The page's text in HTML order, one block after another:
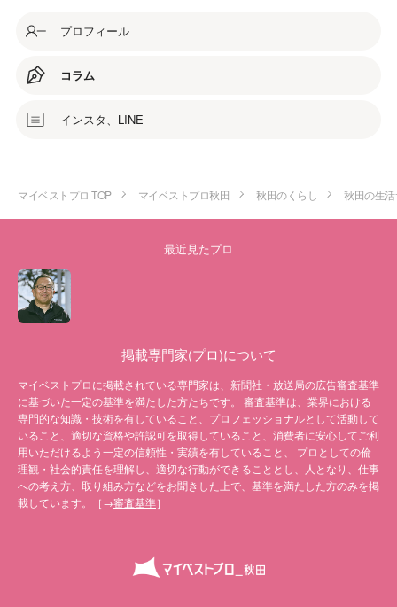
プロフィール
コラム
インスタ、LINE
マイベストプロ TOP マイベストプロ秋田 秋田のくらし 秋田の生
最近見たプロ
掲載専門家(プロ)について
マイベストプロに掲載されている専門家は、新聞社・放送局の広告審査基準
に基づいた一定の基準を満たした方たちです。 審査基準は、業界における
専門的な知識・技術を有していること、プロフェッショナルとして活動して
いること、適切な資格や許認可を取得していること、消費者に安心してご利
用いただけるよう一定の信頼性・実績を有していること、 プロとしての倫
理観・社会的責任を理解し、適切な行動ができることとし、人となり、仕事
への考え方、取り組み方などをお聞きした上で、基準を満たした方のみを掲
載しています。［→審査基準］